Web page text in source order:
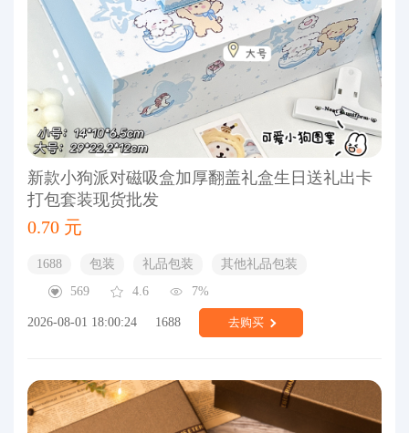
新款小狗派对磁吸盒加厚翻盖礼盒生日送礼出卡
打包套装现货批发
0.70 元
1688 包装 礼品包装
其他礼品包装
569
4.6 7%
2026-08-01 18:00:24 1688 去购买